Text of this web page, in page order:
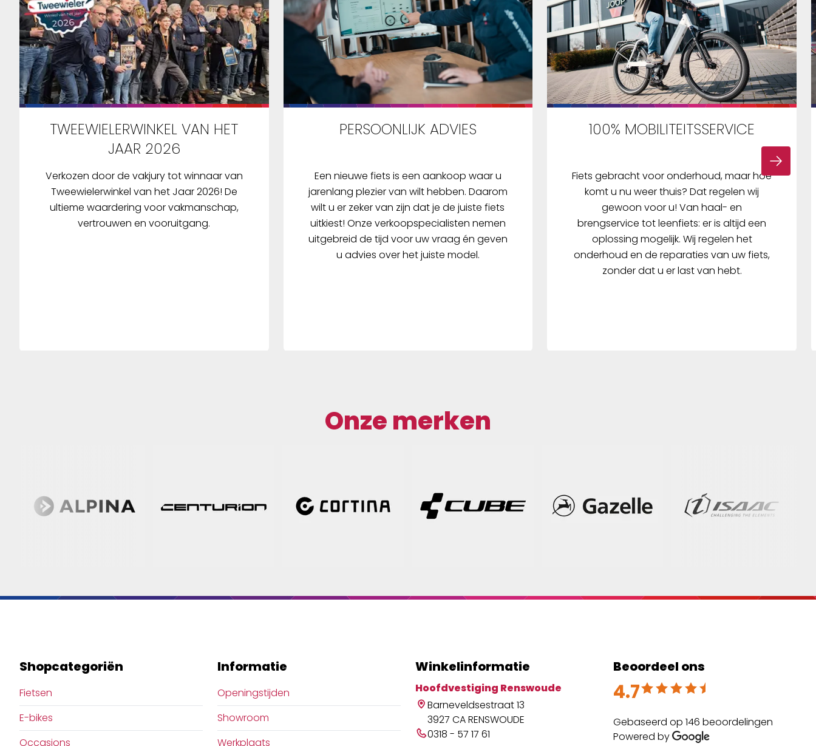
TWEEWIELERWINKEL VAN HET
JAAR 2026
Verkozen door de vakjury tot winnaar van
Tweewielerwinkel van het Jaar 2026! De
ultieme waardering voor vakmanschap,
vertrouwen en vooruitgang.
PERSOONLIJK ADVIES
Een nieuwe fiets is een aankoop waar u
jarenlang plezier van wilt hebben. Daarom
wilt u er zeker van zijn dat je de juiste fiets
uitkiest! Onze verkoopspecialisten nemen
uitgebreid de tijd voor uw vraag én geven
u advies over het juiste model.
100% MOBILITEITSSERVICE
Fiets gebracht voor onderhoud, maar hoe
komt u nu weer thuis? Dat regelen wij
gewoon voor u! Van haal- en
brengservice tot leenfiets: er is altijd een
oplossing mogelijk. Wij regelen het
onderhoud en de reparaties van uw fiets,
zonder dat u er last van hebt.
Onze merken
Shopcategoriën
Fietsen
E-bikes
Occasions
Informatie
Openingstijden
Showroom
Werkplaats
Winkelinformatie
Hoofdvestiging Renswoude
Barneveldsestraat 13
3927 CA RENSWOUDE
0318 - 57 17 61
Beoordeel ons
4.7
Beoordeeld met 4.7 uit 5
Gebaseerd op 146 beoordelingen
Powered by